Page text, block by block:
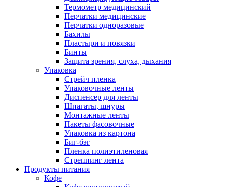
Термометр медицинский
Перчатки медицинские
Перчатки одноразовые
Бахилы
Пластыри и повязки
Бинты
Защита зрения, слуха, дыхания
Упаковка
Стрейч пленка
Упаковочные ленты
Диспенсер для ленты
Шпагаты, шнуры
Монтажные ленты
Пакеты фасовочные
Упаковка из картона
Биг-бэг
Пленка полиэтиленовая
Стреппинг лента
Продукты питания
Кофе